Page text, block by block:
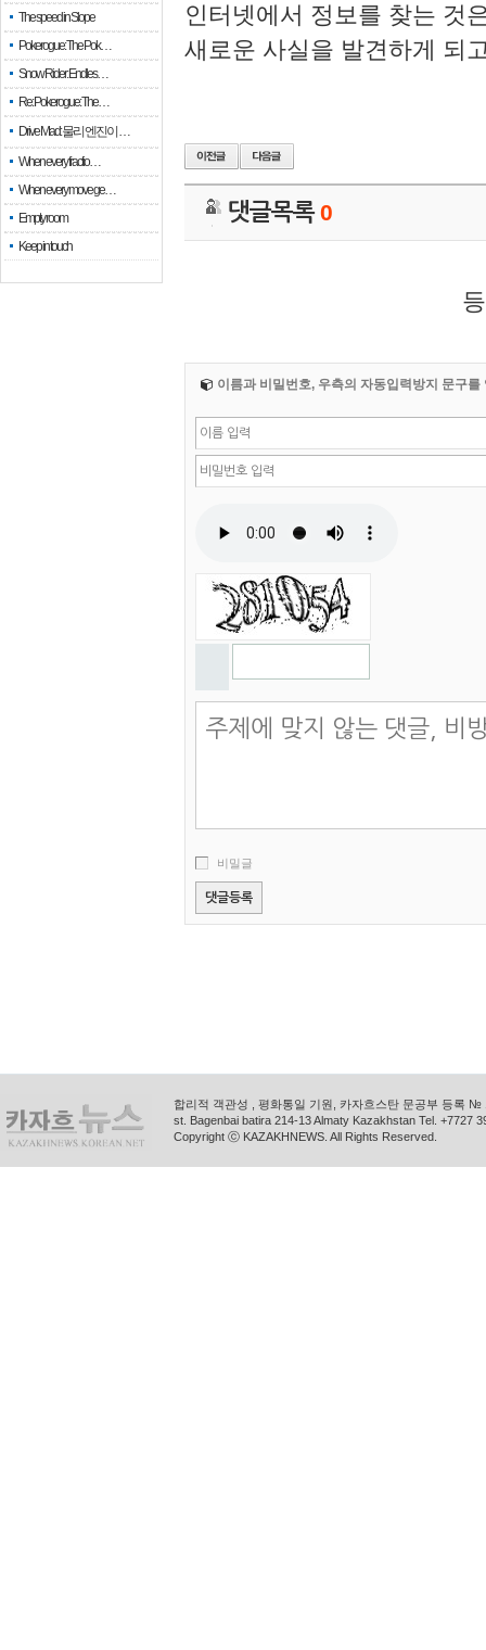
The speed in Slope
Pokerogue: The Pok…
Snow Rider: Endles…
Re: Pokerogue: The…
Drive Mad: 물리 엔진이 …
When every fractio…
When every move ge…
Empty room
Keep in touch
인터넷에서 정보를 찾는 것
새로운 사실을 발견하게 되
댓글목록0
이름과 비밀번호, 우측의 자동입력방지 문구를
비밀글
합리적 객관성 , 평화통일 기원, 카자흐스탄 문공부 등록
st. Bagenbai batira 214-13 Almaty Kazakhstan Tel. +7727
Copyright ⓒ KAZAKHNEWS. All Rights Reserved.